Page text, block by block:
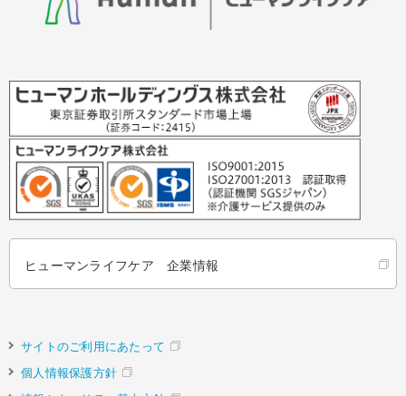
ヒューマンライフケア 企業情報
サイトのご利用にあたって
個人情報保護方針